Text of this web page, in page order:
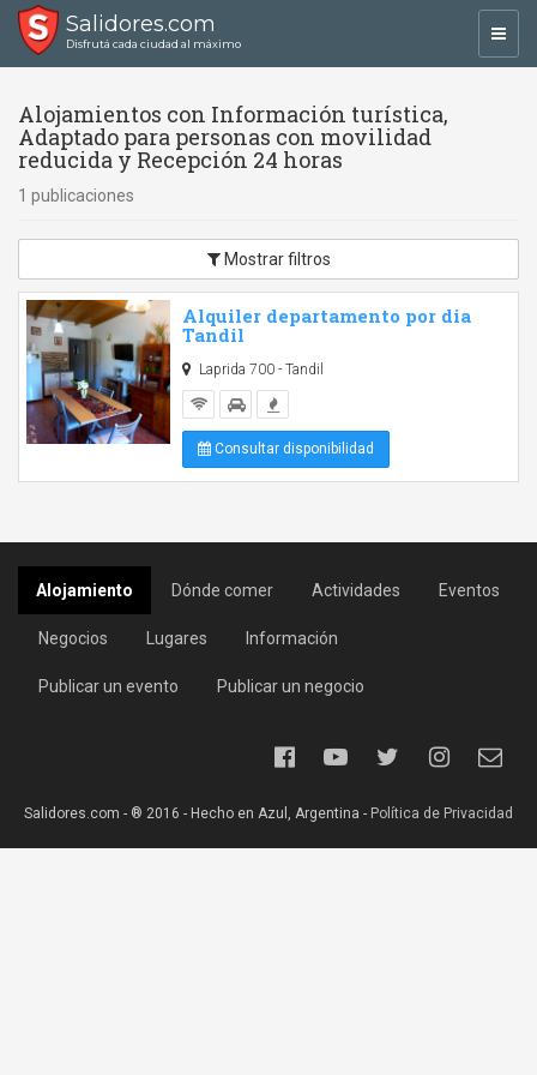
Salidores.com
Disfrutá cada ciudad al máximo
Alojamientos con Información turística,
Adaptado para personas con movilidad
reducida y Recepción 24 horas
1 publicaciones
Mostrar filtros
Alquiler departamento por dia
Tandil
Laprida 700 - Tandil
Consultar disponibilidad
Alojamiento Dónde comer Actividades Eventos
Negocios Lugares Información
Publicar un evento Publicar un negocio
Salidores.com - ® 2016 - Hecho en Azul, Argentina - Política de Privacidad